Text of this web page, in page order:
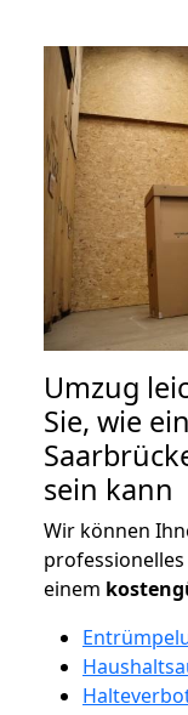
Umzug
Sie, wie
sein kann
Wir können
einem